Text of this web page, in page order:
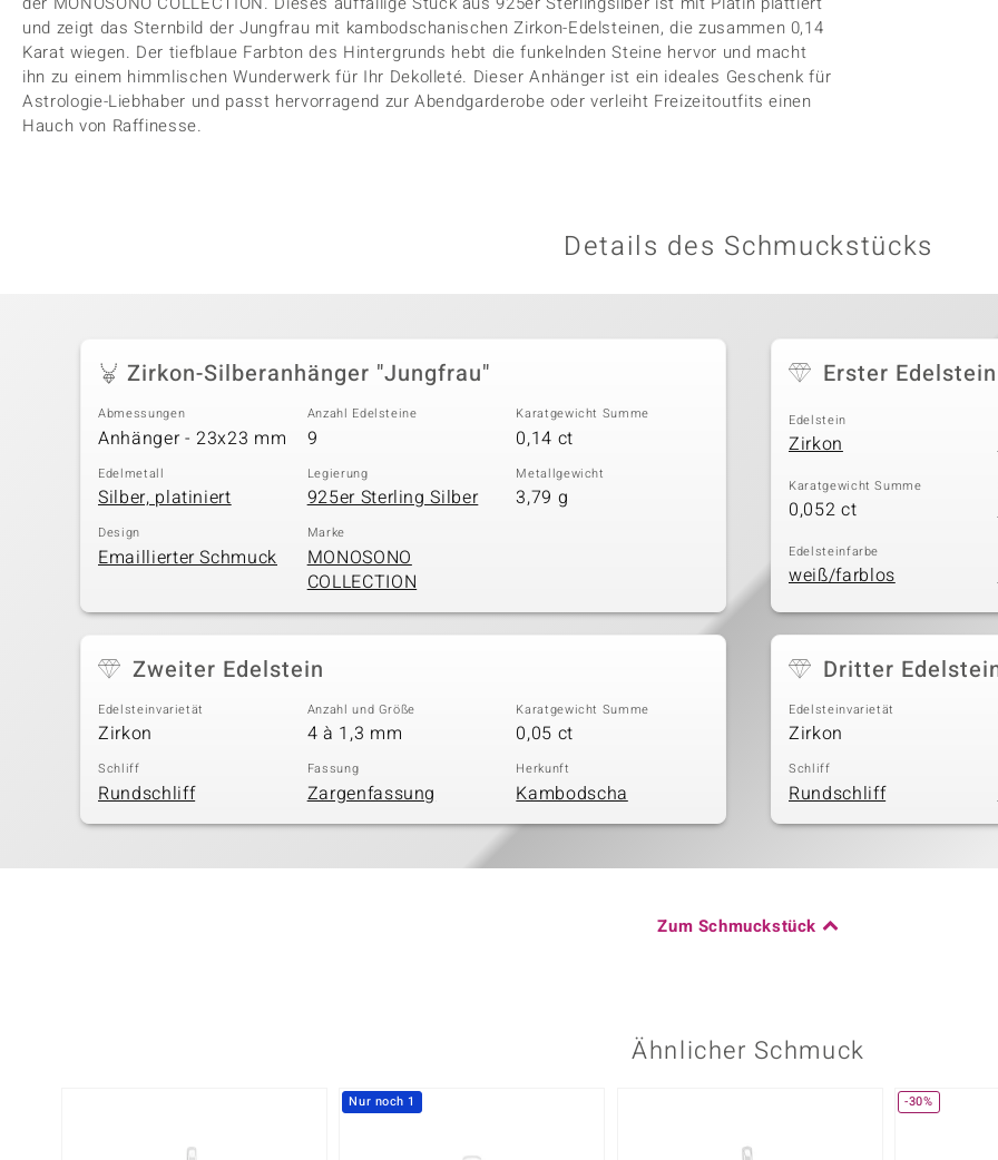
und zeigt das Sternbild der Jungfrau mit kambodschanischen Zirkon-Edelsteinen, die zusammen 0,14
Karat wiegen. Der tiefblaue Farbton des Hintergrunds hebt die funkelnden Steine hervor und macht
ihn zu einem himmlischen Wunderwerk für Ihr Dekolleté. Dieser Anhänger ist ein ideales Geschenk für
Astrologie-Liebhaber und passt hervorragend zur Abendgarderobe oder verleiht Freizeitoutfits einen
Hauch von Raffinesse.
Details des Schmuckstücks
Zirkon-Silberanhänger "Jungfrau"
Abmessungen
Anhänger - 23x23 mm
Anzahl Edelsteine
9
Karatgewicht Summe
0,14 ct
Edelmetall
Silber, platiniert
Legierung
925er Sterling Silber
Metallgewicht
3,79 g
Design
Emaillierter Schmuck
Marke
MONOSONO
COLLECTION
Erster Edelstein
Edelstein
Zirkon
Karatgewicht Summe
0,052 ct
Edelsteinfarbe
weiß/farblos
Zweiter Edelstein
Edelsteinvarietät
Zirkon
Anzahl und Größe
4 à 1,3 mm
Karatgewicht Summe
0,05 ct
Schliff
Rundschliff
Fassung
Zargenfassung
Herkunft
Kambodscha
Dritter
Edelsteinvarietät
Zirkon
Schliff
Rundschliff
Zum Schmuckstück
Ähnlicher Schmuck
Nur noch 1 -30%